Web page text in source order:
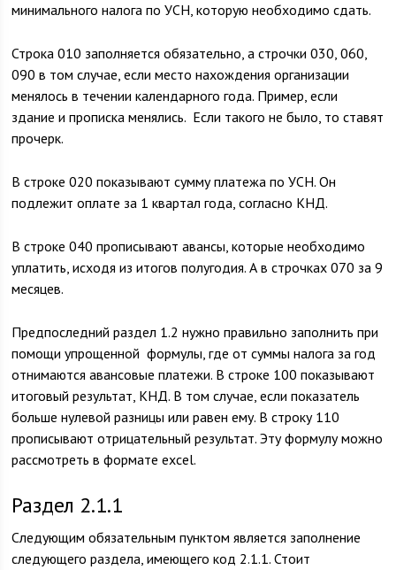
минимального налога по УСН, которую необходимо сдать.
Строка 010 заполняется обязательно, а строчки 030, 060,
090 в том случае, если место нахождения организации
менялось в течении календарного года. Пример, если
здание и прописка менялись. Если такого не было, то ставят
прочерк.
В строке 020 показывают сумму платежа по УСН. Он
подлежит оплате за 1 квартал года, согласно КНД.
В строке 040 прописывают авансы, которые необходимо
уплатить, исходя из итогов полугодия. А в строчках 070 за 9
месяцев.
Предпоследний раздел 1.2 нужно правильно заполнить при
помощи упрощенной формулы, где от суммы налога за год
отнимаются авансовые платежи. В строке 100 показывают
итоговый результат, КНД. В том случае, если показатель
больше нулевой разницы или равен ему. В строку 110
прописывают отрицательный результат. Эту формулу можно
рассмотреть в формате excel.
Раздел 2.1.1
Следующим обязательным пунктом является заполнение
следующего раздела, имеющего код 2.1.1. Стоит